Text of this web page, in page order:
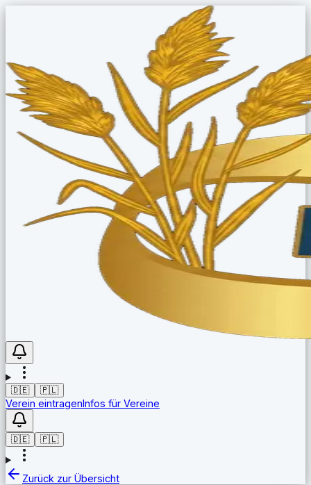
🇩🇪 🇵🇱
Verein eintragenInfos für Vereine
🇩🇪 🇵🇱
Zurück zur Übersicht